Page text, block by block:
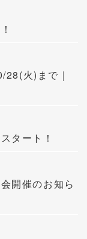
28(火)まで｜
タート！
開催のお知ら